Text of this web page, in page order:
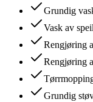
Grundig
Vask av
Rengjøring
Rengjøring
Grundig